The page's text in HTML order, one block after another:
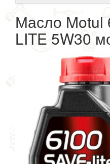
Масло Motul
LITE 5W30